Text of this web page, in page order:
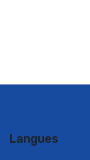
Langues